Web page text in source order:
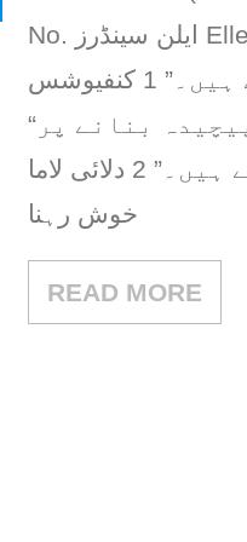
No. ایلن سینڈرز Ellen Sanders “زندگی وہی ہوتی ہے جب آپ دوسرے
منصوبے بنانے میں مصروف ہوتے ہیں۔” 1 کنفیوشس Confucius
“زندگی واقعی آسان ہے، لیکن ہم اسے پیچیدہ بنانے پر
اصرار کرتے ہیں۔” 2 دلائی لاما Dalai Lama “ہماری زندگی کا مقصد
خوش رہنا
READ MORE